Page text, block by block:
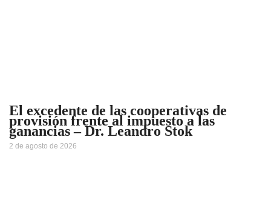
El excedente de las cooperativas de
provisión frente al impuesto a las
ganancias – Dr. Leandro Stok
2 de agosto de 2026